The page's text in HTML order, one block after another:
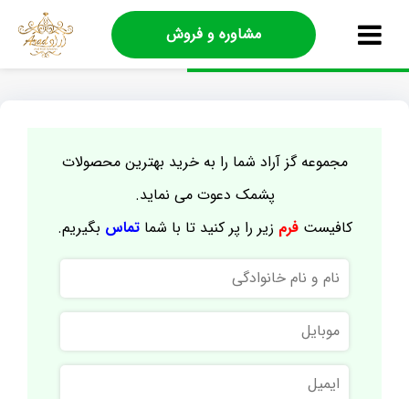
مشاوره و فروش
مجموعه گز آراد شما را به خرید بهترین محصولات
پشمک دعوت می نماید.
کافیستفرم زیر را پر کنید تا با شماتماس بگیریم.
نام
و
نام
خانوادگی
موبایل
ایمیل